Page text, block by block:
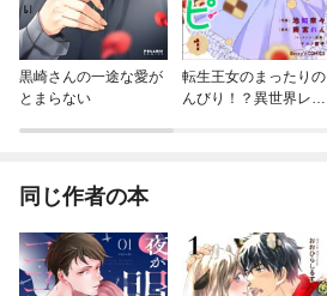
黒崎さんの一途な愛が
とまらない
転生王女のまったりの
んびり！？異世界レシ
同じ作者の本